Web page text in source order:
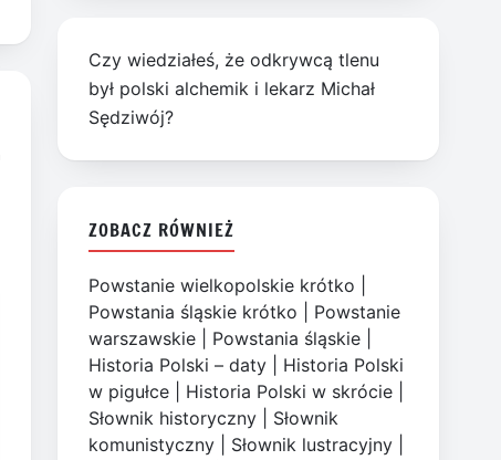
Czy wiedziałeś, że odkrywcą tlenu
był polski alchemik i lekarz Michał
Sędziwój?
ZOBACZ RÓWNIEŻ
Powstanie wielkopolskie krótko
Powstania śląskie krótko
Powstanie
warszawskie
Powstania śląskie
Historia Polski – daty
Historia Polski
w pigułce
Historia Polski w skrócie
Słownik historyczny
Słownik
komunistyczny
Słownik lustracyjny